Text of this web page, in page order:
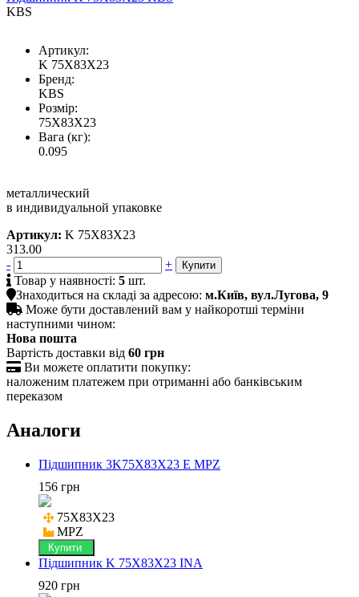
KBS
Артикул:
K 75X83X23
Бренд:
KBS
Розмір:
75X83X23
Вага (кг):
0.095
металлический
в индивидуальной упаковке
Артикул: K 75X83X23
313.00
-
+
 Товар у наявності: 5 шт.
Знаходиться на складі за адресою: м.Київ, вул.Лугова, 9
 Може бути доставлений вам у найкоротші терміни
наступними чином:
Нова пошта
Вартість доставки від 60 грн
 Ви можете оплатити покупку:
наложеним платежем при отриманні або банківським
переказом
Аналоги
Підшипник 3K75X83X23 E MPZ
156 грн
75X83X23
MPZ
Купити
Підшипник K 75X83X23 INA
920 грн